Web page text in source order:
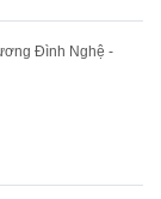
Đình Nghệ -